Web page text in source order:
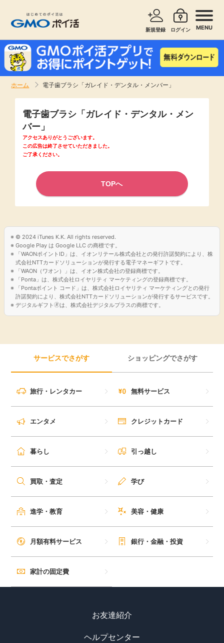
新規登録 ログイン MENU
ホーム 電子歯ブラシ「ガレイド・デンタル・メンバー」
新着
高還元
アンケート
ゲーム
買い物
お友達紹介
サービスで探す ショッピングで探す
無料サービス
エンタメ
クレジットカード
引っ越し
買取・査定
学び
美容・健康
月額有料サービス
電子歯ブラシ「ガレイド・デンタル・メン
バー」
アクセスありがとうございます。
この広告は終了させていただきました。
ご了承ください。
TOPへ
© 2024 iTunes K.K. All rights reserved.
Google Play は Google LLC の商標です。
「WAONポイントID」は、イオンリテール株式会社との発行許諾契約により、株
式会社NTTカードソリューションが発行する電子マネーギフトです。
「WAON（ワオン）」は、イオン株式会社の登録商標です。
「Ponta」は、株式会社ロイヤリティ マーケティングの登録商標です。
「Pontaポイント コード」は、株式会社ロイヤリティ マーケティングとの発行
許諾契約により、株式会社NTTカードソリューションが発行するサービスです。
デジタルギフト🄬は、株式会社デジタルプラスの商標です。
サービスでさがす ショッピングでさがす
旅行・レンタカー 無料サービス
エンタメ クレジットカード
暮らし 引っ越し
買取・査定 学び
進学・教育 美容・健康
月額有料サービス 銀行・金融・投資
家計の固定費
お友達紹介
ヘルプセンター